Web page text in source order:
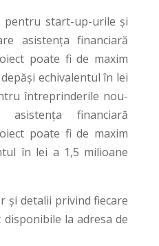
pentru start-up-urile şi
asistenţa financiară
poate fi de maxim
echivalentul în lei
întreprinderile nou-
asistenţa financiară
poate fi de maxim
în lei a 1,5 milioane
și detalii privind fiecare
la adresa de